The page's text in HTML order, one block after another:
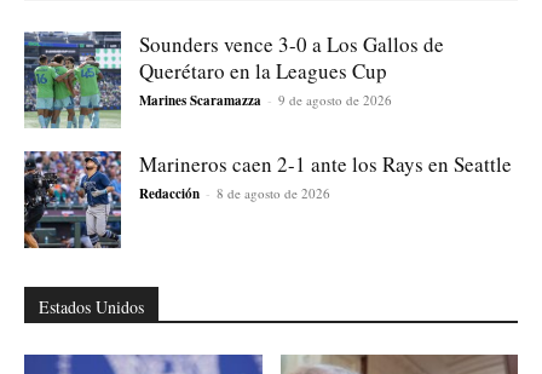
Sounders vence 3-0 a Los Gallos de
Querétaro en la Leagues Cup
Marines Scaramazza - 9 de agosto de 2026
Marineros caen 2-1 ante los Rays en Seattle
Redacción - 8 de agosto de 2026
Estados Unidos